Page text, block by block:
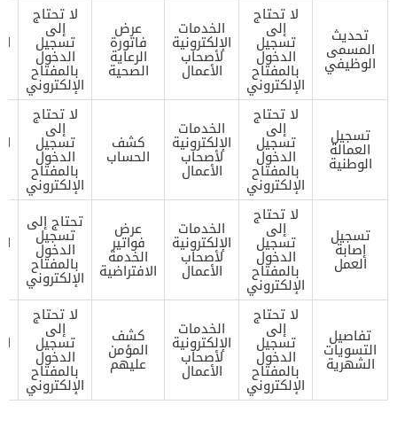
تحديث
المسمى
الوظيفي
لا تحتاج
إلى
تسجيل
الدخول
بالمفتاح
الإلكتروني
الخدمات
الإلكترونية
لأصحاب
الأعمال
عرض
فاتورة
الرعاية
الصحية
لا تحتاج
إلى
تسجيل
الدخول
بالمفتاح
الإلكتروني
تسجيل
العمالة
الوطنية
لا تحتاج
إلى
تسجيل
الدخول
بالمفتاح
الإلكتروني
الخدمات
الإلكترونية
لأصحاب
الأعمال
كشف
الحساب
لا تحتاج
إلى
تسجيل
الدخول
بالمفتاح
الإلكتروني
تسجيل
إصابة
العمل
لا تحتاج
إلى
تسجيل
الدخول
بالمفتاح
الإلكتروني
الخدمات
الإلكترونية
لأصحاب
الأعمال
عرض
فواتير
الخدمة
الافتراضية
تحتاج إلى
تسجيل
الدخول
بالمفتاح
الإلكتروني
تفاصيل
التسويات
الشهرية
لا تحتاج
إلى
تسجيل
الدخول
بالمفتاح
الإلكتروني
الخدمات
الإلكترونية
لأصحاب
الأعمال
كشف
المؤمن
عليهم
لا تحتاج
إلى
تسجيل
الدخول
بالمفتاح
الإلكتروني